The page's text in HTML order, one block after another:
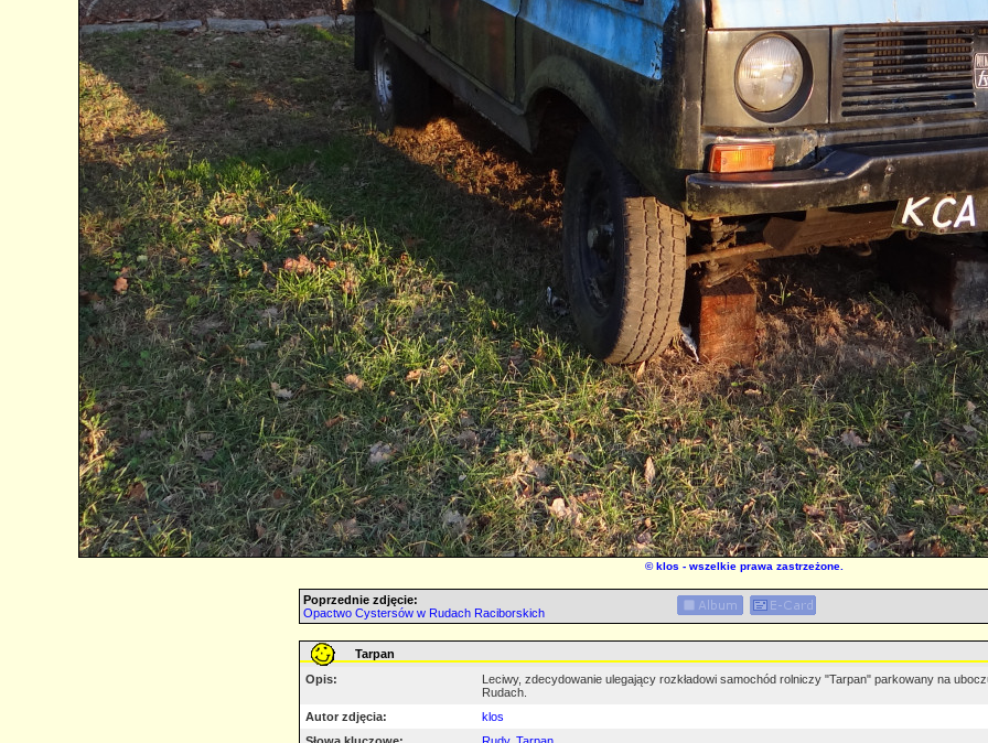
©klos - wszelkie prawa zastrzeżone.
Poprzednie zdjęcie:
Opactwo Cystersów w Rudach Raciborskich
Tarpan
Opis:
Leciwy, zdecydowanie ulegający rozkładowi samochód rolniczy "Tarpan" parkowany na
Rudach.
Autor zdjęcia:
klos